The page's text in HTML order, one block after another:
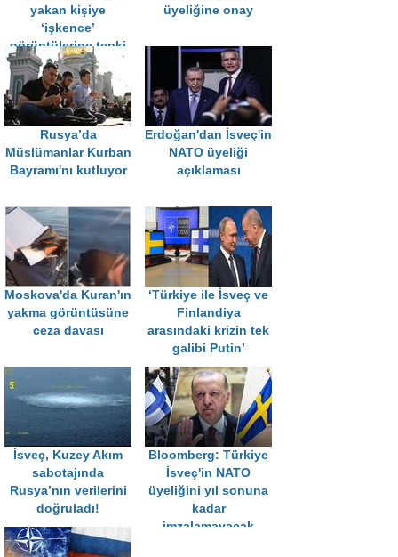
yakan kişiye
‘işkence’
görüntülerine tepki
yağdı
üyeliğine onay
Rusya’da
Müslümanlar Kurban
Bayramı'nı kutluyor
Erdoğan'dan İsveç'in
NATO üyeliği
açıklaması
Moskova'da Kuran'ın
yakma görüntüsüne
ceza davası
‘Türkiye ile İsveç ve
Finlandiya
arasındaki krizin tek
galibi Putin’
İsveç, Kuzey Akım
sabotajında
Rusya’nın verilerini
doğruladı!
Bloomberg: Türkiye
İsveç'in NATO
üyeliğini yıl sonuna
kadar
imzalamayacak